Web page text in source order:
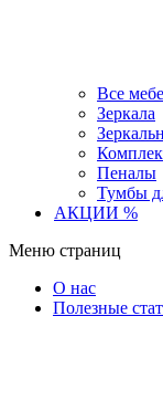
Все
Зеркала
Пеналы
Тумбы
АКЦИИ %
Меню страниц
О нас
Полезные